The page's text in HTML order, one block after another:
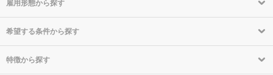
雇用形態から探す
希望する条件から探す
特徴から探す